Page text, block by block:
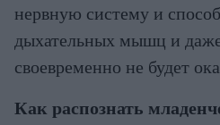
нервную систему и
дыхательных мышц и
своевременно не будет
Как распознать